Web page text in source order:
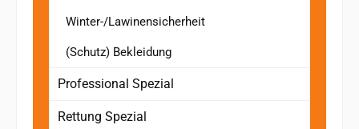
Winter-/Lawinensicherheit
(Schutz) Bekleidung
Professional Spezial
Rettung Spezial